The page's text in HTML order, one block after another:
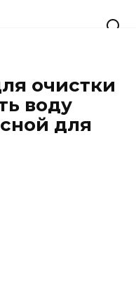
очистки
воду
для